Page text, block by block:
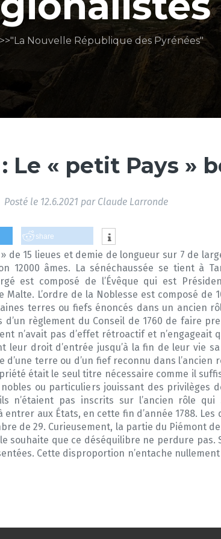
Nouvelle République des Pyrénées"
: Le « petit Pays »
Posté le 12.6.2021 par Claude Larronde
share
15 lieues et demie de longueur sur 7 de
12000 âmes. La sénéchaussée se tient à
est composé de l’Évêque qui est
L’ordre de la Noblesse est composé de
terres ou fiefs énoncés dans un ancien
règlement du Conseil de 1760 de faire
n’avait pas d’effet rétroactif et n’engageait
leur droit d’entrée jusqu’à la fin de leur vie
terre ou d’un fief reconnu dans
était le seul titre nécessaire comme il
ou particuliers jouissant des privilèges
n’étaient pas inscrits sur l’ancien rôle
aux États, en cette fin d’année 1788.
de 29. Curieusement, la partie du Piémont
souhaite que ce déséquilibre ne perdure pas.
Cette disproportion n’entache